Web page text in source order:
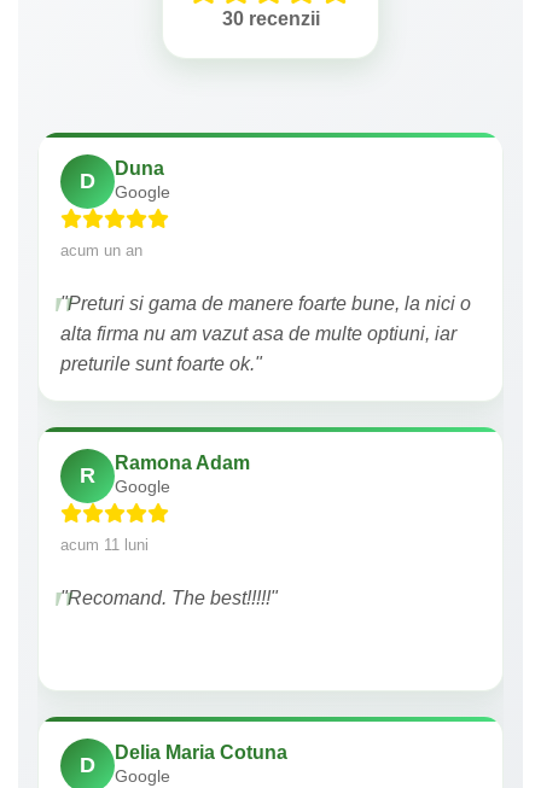
30 recenzii
D
Duna
Google
acum un an
"Preturi si gama de manere foarte bune, la nici o
alta firma nu am vazut asa de multe optiuni, iar
preturile sunt foarte ok."
R
Ramona Adam
Google
acum 11 luni
"Recomand. The best!!!!!"
D
Delia Maria Cotuna
Google